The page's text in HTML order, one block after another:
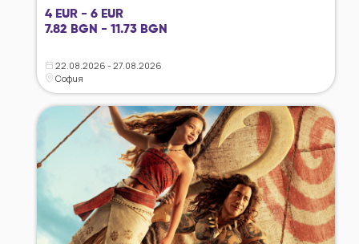
4 EUR - 6 EUR
7.82 BGN - 11.73 BGN
22.08.2026 - 27.08.2026
София